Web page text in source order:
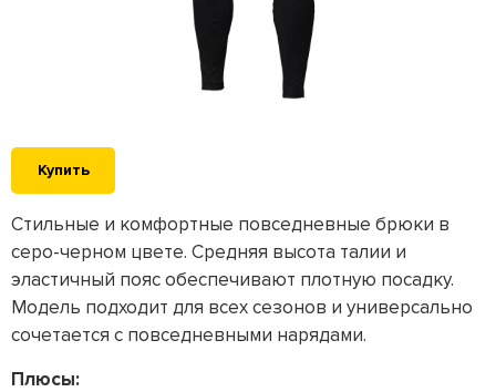
Купить
Стильные и комфортные повседневные брюки в
серо-черном цвете. Средняя высота талии и
эластичный пояс обеспечивают плотную посадку.
Модель подходит для всех сезонов и универсально
сочетается с повседневными нарядами.
Плюсы: